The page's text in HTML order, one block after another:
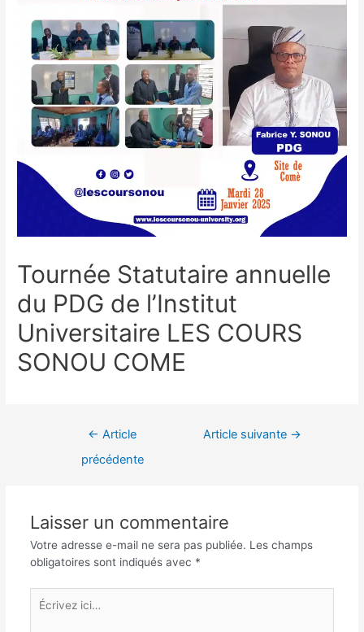
Tournée Statutaire annuelle
du PDG de l’Institut
Universitaire LES COURS
SONOU COME
← Article
précédente
Article suivante →
Laisser un commentaire
Votre adresse e-mail ne sera pas publiée. Les champs
obligatoires sont indiqués avec *
Écrivez
ici…